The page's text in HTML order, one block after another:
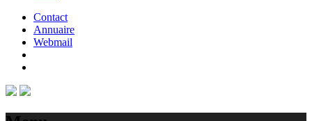
Contact
Annuaire
Webmail